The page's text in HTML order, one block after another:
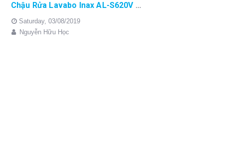
Chậu Rửa Lavabo Inax AL-S620V Đặt Bàn – Click ngay để nhận ngay giá cực sốc ưu đãi ngày những ngày mưa gió bão bùng chỉ có tại Đại lí Bùi Minh Inax!
Saturday, 03/08/2019
Nguyễn Hữu Học